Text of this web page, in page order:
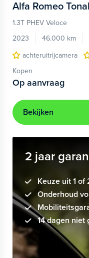
Alfa Romeo
1.3T PHEV Veloce
2023
46.000 km
achteruitrijcamera
Kopen
Op aanvraag
Bekijken
2 jaar
Keuze uit 1
Onderhoud
14 dagen niet